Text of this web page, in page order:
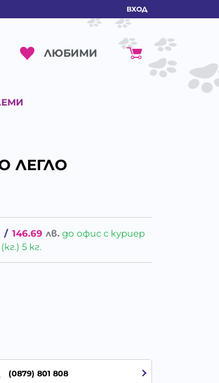
ВХОД
ЛЮБИМИ
ЛЕГЛО
/ 146.69 лв. до офис с куриер
5 кг.
(0879) 801 808